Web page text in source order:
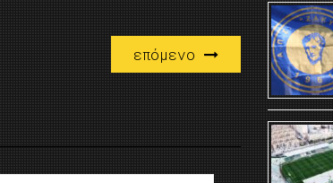
επόμενο